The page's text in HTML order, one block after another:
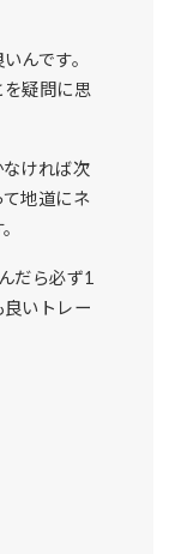
んです。
疑問に思
ければ次
地道にネ
だら必ず1
いトレー